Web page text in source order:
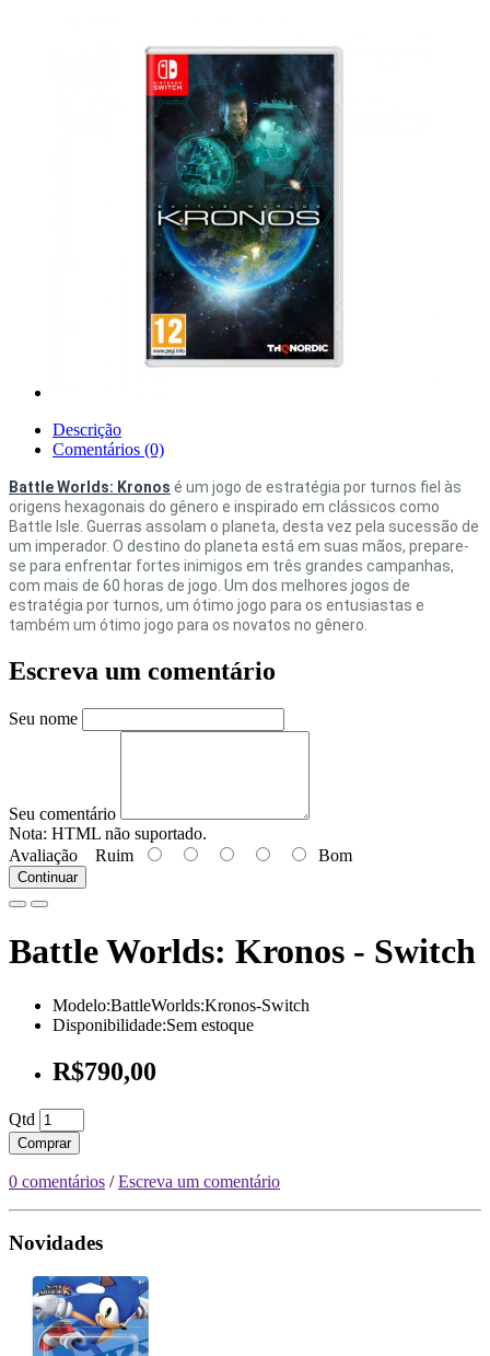
Descrição
Comentários (0)
Battle Worlds: Kronos é um jogo de estratégia por turnos fiel às
origens hexagonais do gênero e inspirado em clássicos como
Battle Isle. Guerras assolam o planeta, desta vez pela sucessão de
um imperador. O destino do planeta está em suas mãos, prepare-
se para enfrentar fortes inimigos em três grandes campanhas,
com mais de 60 horas de jogo. Um dos melhores jogos de
estratégia por turnos, um ótimo jogo para os entusiastas e
também um ótimo jogo para os novatos no gênero.
Escreva um comentário
Seu nome
Seu comentário
Nota: HTML não suportado.
Avaliação Ruim Bom
Continuar
Battle Worlds: Kronos - Switch
Modelo:BattleWorlds:Kronos-Switch
Disponibilidade:Sem estoque
R$790,00
Qtd
Comprar
0 comentários /Escreva um comentário
Novidades